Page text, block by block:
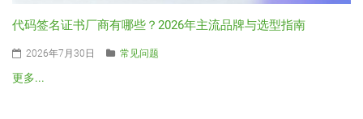
代码签名证书厂商有哪些？2026年主流品牌与选型指南
2026年7月30日 常见问题
更多...